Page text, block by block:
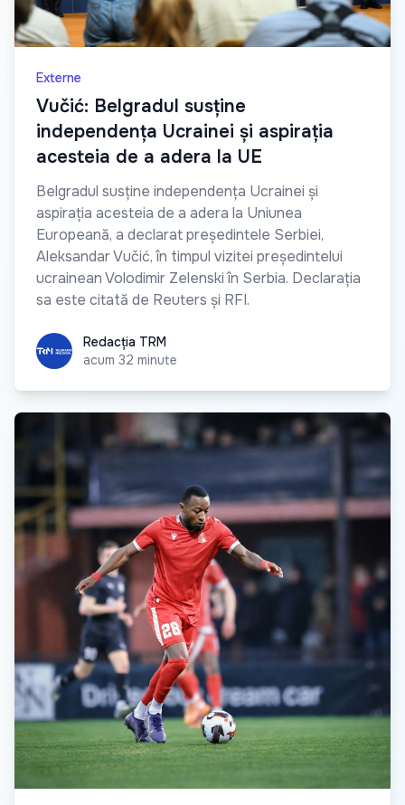
Externe
Vučić: Belgradul susține
independența Ucrainei și aspirația
acesteia de a adera la UE
Belgradul susține independența Ucrainei și
aspirația acesteia de a adera la Uniunea
Europeană, a declarat președintele Serbiei,
Aleksandar Vučić, în timpul vizitei președintelui
ucrainean Volodimir Zelenski în Serbia. Declarația
sa este citată de Reuters și RFI.
Redacția TRM
Redacția TRM
acum 32 minute